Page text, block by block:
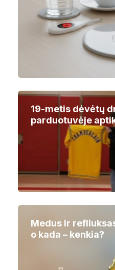
19-metis dėvėtų
parduotuvėje
Medus ir
o kada – kenkia?